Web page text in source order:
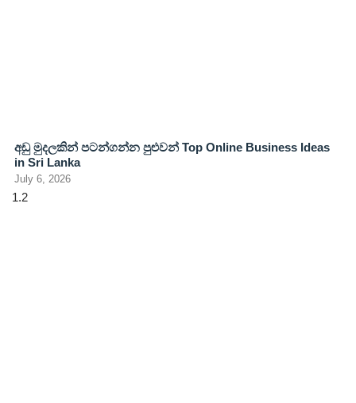
අඩු මුදලකින් පටන්ගන්න පුළුවන් Top Online Business Ideas
in Sri Lanka
July 6, 2026